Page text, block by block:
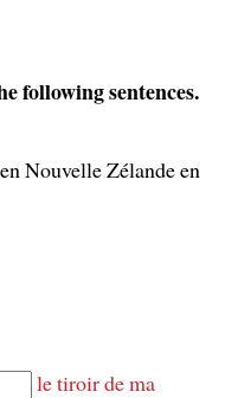
following sentences.
Nouvelle Zélande en
le tiroir de ma